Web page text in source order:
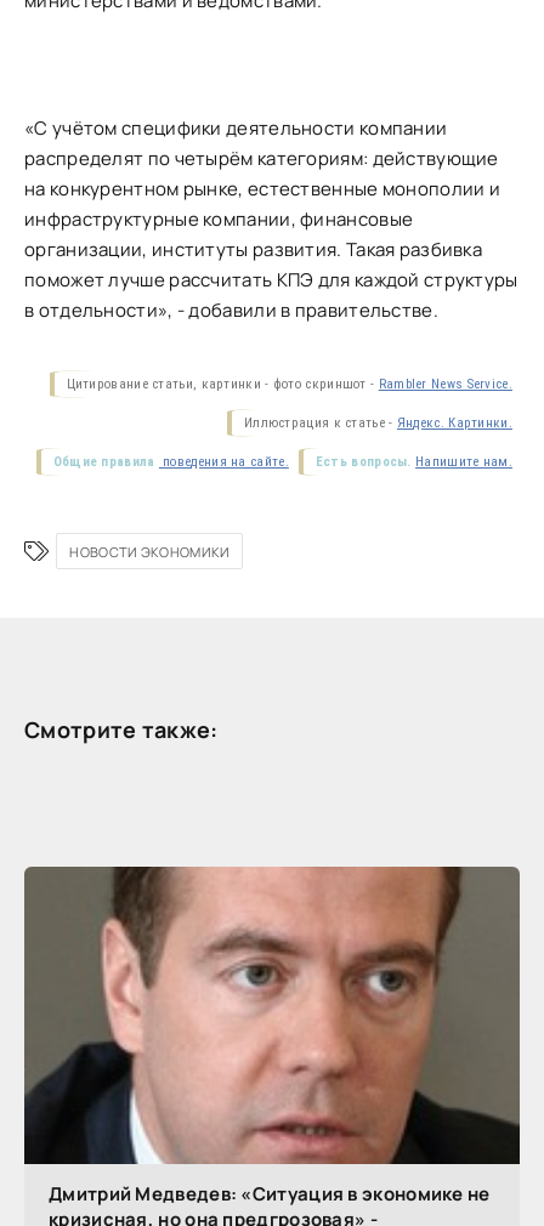
«С учётом специфики деятельности компании
распределят по четырём категориям: действующие
на конкурентном рынке, естественные монополии и
инфраструктурные компании, финансовые
организации, институты развития. Такая разбивка
поможет лучше рассчитать КПЭ для каждой структуры
в отдельности», - добавили в правительстве.
Цитирование статьи, картинки - фото скриншот - Rambler News Service.
Иллюстрация к статье - Яндекс. Картинки.
Есть вопросы. Напишите нам.
Общие правила поведения на сайте.
НОВОСТИ ЭКОНОМИКИ
Смотрите также:
Дмитрий Медведев: «Ситуация в экономике не
кризисная, но она предгрозовая» -